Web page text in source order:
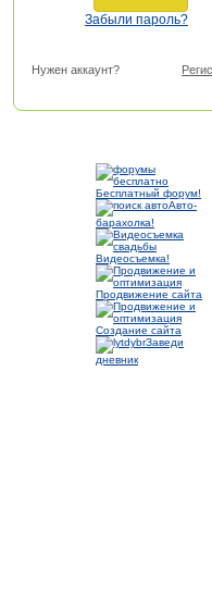
Забыли пароль?
Нужен аккаунт?
Бесплатный форум!
Авто-
барахолка!
Видеосъемка!
Продвижение сайта
Создание сайта
Заведи
дневник